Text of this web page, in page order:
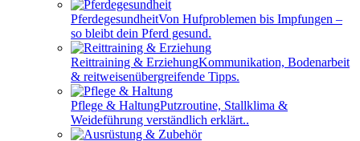
PferdegesundheitVon Hufproblemen bis Impfungen –
so bleibt dein Pferd gesund.
Reittraining & ErziehungKommunikation, Bodenarbeit
& reitweisenübergreifende Tipps.
Pflege & HaltungPutzroutine, Stallklima &
Weideführung verständlich erklärt..